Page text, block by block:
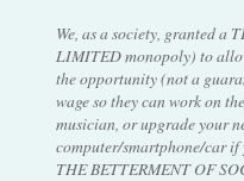
We, as a society, granted a
LIMITED monopoly) to
the opportunity (not a
wage so they can work on
musician, or upgrade your
computer/smartphone/car if
THE BETTERMENT OF